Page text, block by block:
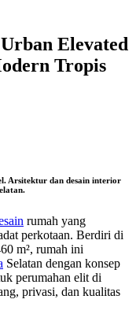
Elevated
Tropis
Arsitektur dan desain interior
rumah yang
perkotaan. Berdiri di
m², rumah ini
Selatan dengan konsep
perumahan elit di
privasi, dan kualitas